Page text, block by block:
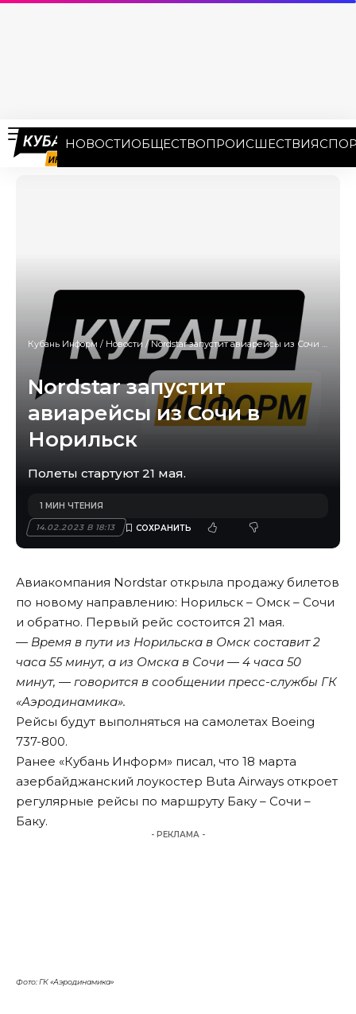
НОВОСТИОБЩЕСТВОПРОИСШЕСТВИЯ
Кубань Информ / Новости /Nordstar запустит авиарейсы из Сочи в Норильск
Nordstar запустит
авиарейсы из Сочи в
Норильск
Полеты стартуют 21 мая.
14.02.2023 В 18:13
1 МИН ЧТЕНИЯ
Авиакомпания Nordstar открыла продажу билетов
по новому направлению: Норильск – Омск – Сочи
и обратно. Первый рейс состоится 21 мая.
— Время в пути из Норильска в Омск составит 2
часа 55 минут, а из Омска в Сочи — 4 часа 50
минут, — говорится в сообщении пресс-службы ГК
«Аэродинамика».
Рейсы будут выполняться на самолетах Boeing
737-800.
Ранее «Кубань Информ» писал, что 18 марта
азербайджанский лоукостер Buta Airways откроет
регулярные рейсы по маршруту Баку – Сочи –
Баку.
- РЕКЛАМА -
Фото: ГК «Аэродинамика»